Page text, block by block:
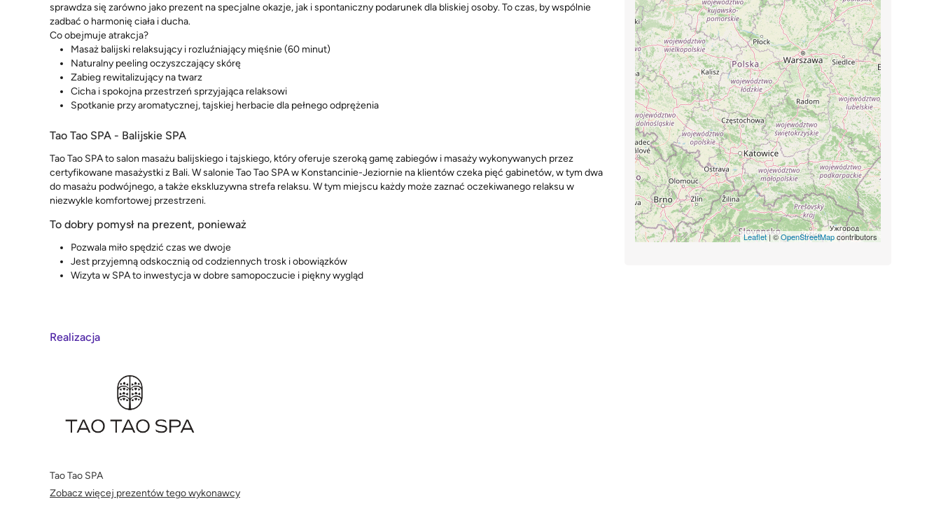
sprawdza się zarówno jako prezent na specjalne okazje, jak i spontaniczny podarunek dla bliskiej osoby. To czas, by wspólnie
zadbać o harmonię ciała i ducha.
Co obejmuje atrakcja?
Masaż balijski relaksujący i rozluźniający mięśnie (60 minut)
Naturalny peeling oczyszczający skórę
Zabieg rewitalizujący na twarz
Cicha i spokojna przestrzeń sprzyjająca relaksowi
Spotkanie przy aromatycznej, tajskiej herbacie dla pełnego odprężenia
Tao Tao SPA - Balijskie SPA
Tao Tao SPA to salon masażu balijskiego i tajskiego, który oferuje szeroką gamę zabiegów i masaży wykonywanych przez
certyfikowane masażystki z Bali. W salonie Tao Tao SPA w Konstancinie-Jeziornie na klientów czeka pięć gabinetów, w tym dwa
do masażu podwójnego, a także ekskluzywna strefa relaksu. W tym miejscu każdy może zaznać oczekiwanego relaksu w
niezwykle komfortowej przestrzeni.
To dobry pomysł na prezent, ponieważ
Pozwala miło spędzić czas we dwoje
Jest przyjemną odskocznią od codziennych trosk i obowiązków
Wizyta w SPA to inwestycja w dobre samopoczucie i piękny wygląd
Realizacja
Tao Tao SPA
Zobacz więcej prezentów tego wykonawcy
Leaflet| ©OpenStreetMapcontributors